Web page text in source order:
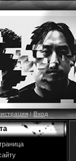
|Вход